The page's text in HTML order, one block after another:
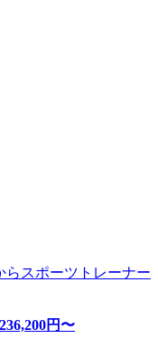
スポーツトレーナー
236,200円〜